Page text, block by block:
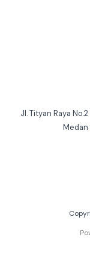
Jl. Tityan Raya
Medan